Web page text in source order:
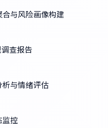
与风险画像构建
查报告
与情绪评估
监控